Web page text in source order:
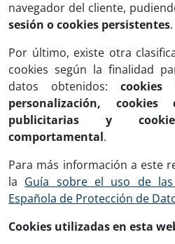
navegador del cliente,
sesión o cookies persistentes.
Por último, existe otra
cookies según la finalidad
datos obtenidos: cookies
personalización,
publicitarias y
comportamental.
Para más información a este
la Guía sobre el uso de
Española de Protección de
Cookies utilizadas en esta